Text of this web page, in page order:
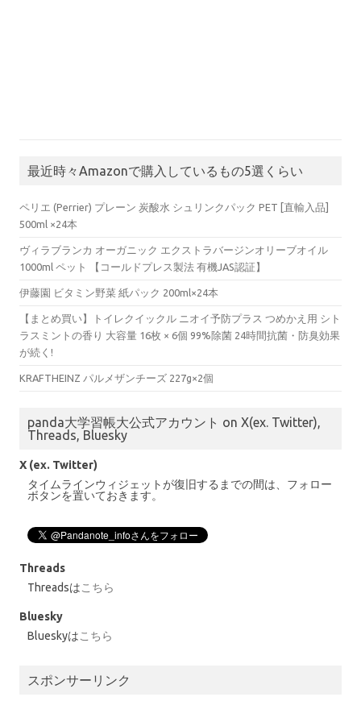
最近時々Amazonで購入しているもの5選くらい
ペリエ (Perrier) プレーン 炭酸水 シュリンクパック PET [直輸入品]
500ml ×24本
ヴィラブランカ オーガニック エクストラバージンオリーブオイル
1000ml ペット 【コールドプレス製法 有機JAS認証】
伊藤園 ビタミン野菜 紙パック 200ml×24本
【まとめ買い】トイレクイックル ニオイ予防プラス つめかえ用 シト
ラスミントの香り 大容量 16枚 × 6個 99%除菌 24時間抗菌・防臭効果
が続く!
KRAFTHEINZ パルメザンチーズ 227g×2個
panda大学習帳大公式アカウント on X(ex. Twitter),
Threads, Bluesky
X (ex. Twitter)
タイムラインウィジェットが復旧するまでの間は、フォロー
ボタンを置いておきます。
Threads
Threadsはこちら
Bluesky
Blueskyはこちら
スポンサーリンク